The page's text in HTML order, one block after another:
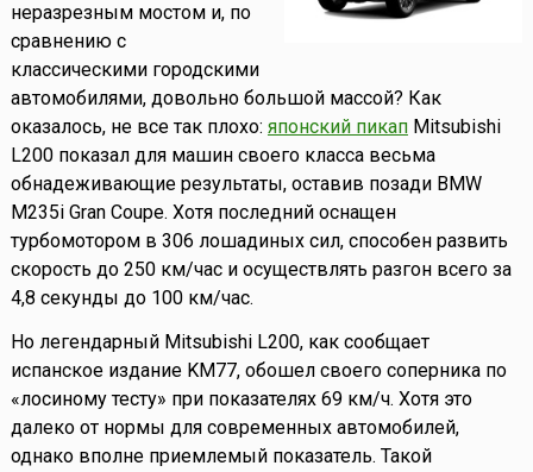
неразрезным мостом и, по
сравнению с
классическими городскими
автомобилями, довольно большой массой? Как
оказалось, не все так плохо: японский пикапMitsubishi
L200 показал для машин своего класса весьма
обнадеживающие результаты, оставив позади BMW
M235i Gran Coupe. Хотя последний оснащен
турбомотором в 306 лошадиных сил, способен развить
скорость до 250 км/час и осуществлять разгон всего за
4,8 секунды до 100 км/час.
Но легендарный Mitsubishi L200, как сообщает
испанское издание KM77, обошел своего соперника по
«лосиному тесту» при показателях 69 км/ч. Хотя это
далеко от нормы для современных автомобилей,
однако вполне приемлемый показатель. Такой